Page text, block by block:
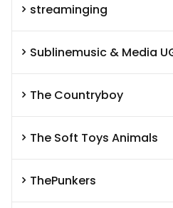
streaminging
Sublinemusic & Media
The Countryboy
The Soft Toys Animals
ThePunkers